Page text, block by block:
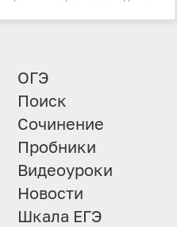
ОГЭ
Поиск
Сочинение
Пробники
Видеоуроки
Новости
Шкала ЕГЭ